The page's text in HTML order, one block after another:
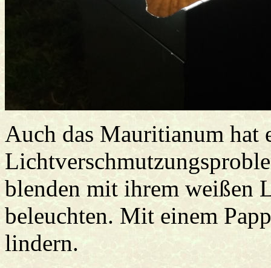
Auch das Mauritianum hat
blenden mit ihrem weißen
beleuchten. Mit einem
lindern.